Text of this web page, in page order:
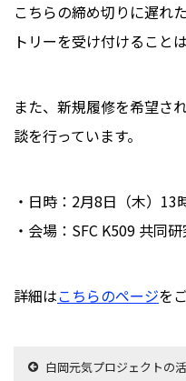
こちらの締め切りに遅れ
トリーを受け付けること
また、新規履修を希望さ
談を行っています。
・日時：2月8日（木）13
・会場：SFC K509 共同
詳細はこちらのページを
白岡元気プロジェクトの